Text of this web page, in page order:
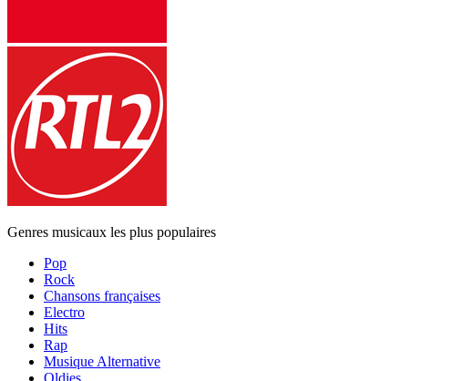
Genres musicaux les plus populaires
Pop
Rock
Chansons françaises
Electro
Hits
Rap
Musique Alternative